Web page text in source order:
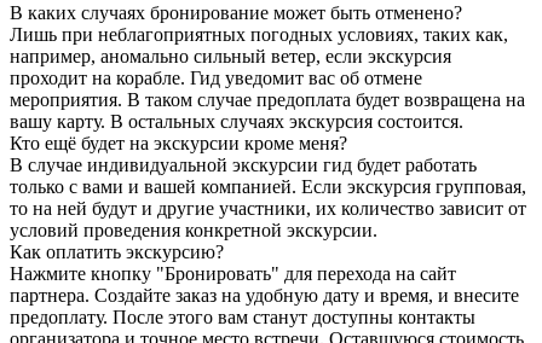
В каких случаях бронирование может быть отменено?
Лишь при неблагоприятных погодных условиях, таких как,
например, аномально сильный ветер, если экскурсия
проходит на корабле. Гид уведомит вас об отмене
мероприятия. В таком случае предоплата будет возвращена на
вашу карту. В остальных случаях экскурсия состоится.
Кто ещё будет на экскурсии кроме меня?
В случае индивидуальной экскурсии гид будет работать
только с вами и вашей компанией. Если экскурсия групповая,
то на ней будут и другие участники, их количество зависит от
условий проведения конкретной экскурсии.
Как оплатить экскурсию?
Нажмите кнопку "Бронировать" для перехода на сайт
партнера. Создайте заказ на удобную дату и время, и внесите
предоплату. После этого вам станут доступны контакты
организатора и точное место встречи. Оставшуюся стоимость